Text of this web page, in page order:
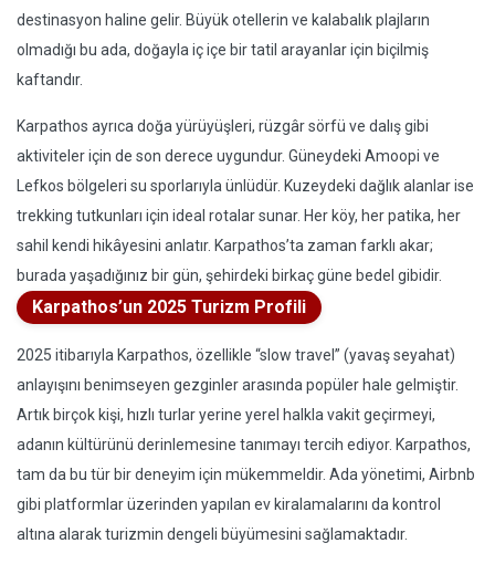
destinasyon haline gelir. Büyük otellerin ve kalabalık plajların
olmadığı bu ada, doğayla iç içe bir tatil arayanlar için biçilmiş
kaftandır.
Karpathos ayrıca doğa yürüyüşleri, rüzgâr sörfü ve dalış gibi
aktiviteler için de son derece uygundur. Güneydeki Amoopi ve
Lefkos bölgeleri su sporlarıyla ünlüdür. Kuzeydeki dağlık alanlar ise
trekking tutkunları için ideal rotalar sunar. Her köy, her patika, her
sahil kendi hikâyesini anlatır. Karpathos’ta zaman farklı akar;
burada yaşadığınız bir gün, şehirdeki birkaç güne bedel gibidir.
Karpathos’un 2025 Turizm Profili
2025 itibarıyla Karpathos, özellikle “slow travel” (yavaş seyahat)
anlayışını benimseyen gezginler arasında popüler hale gelmiştir.
Artık birçok kişi, hızlı turlar yerine yerel halkla vakit geçirmeyi,
adanın kültürünü derinlemesine tanımayı tercih ediyor. Karpathos,
tam da bu tür bir deneyim için mükemmeldir. Ada yönetimi, Airbnb
gibi platformlar üzerinden yapılan ev kiralamalarını da kontrol
altına alarak turizmin dengeli büyümesini sağlamaktadır.